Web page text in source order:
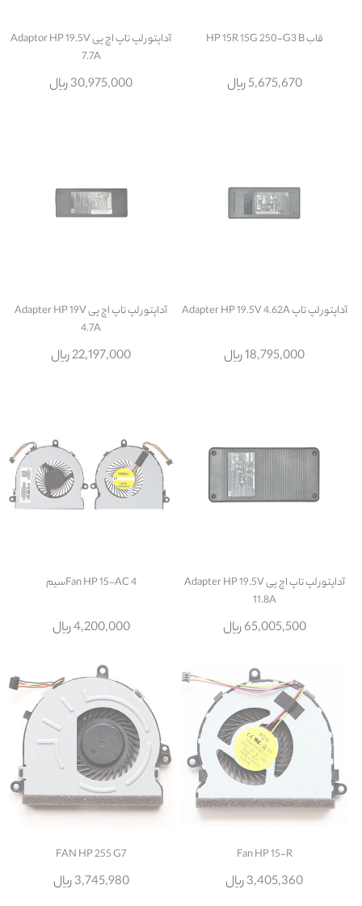
قاب HP 15R 15G 250-G3 B
5,675,670 ریال
آداپتور لپ تاپ اچ پی Adaptor HP 19.5V
7.7A
30,975,000 ریال
آداپتور لپ تاپ Adapter HP 19.5V 4.62A
18,795,000 ریال
آداپتور لپ تاپ اچ پی Adapter HP 19V
4.7A
22,197,000 ریال
آداپتور لپ تاپ اچ پی Adapter HP 19.5V
11.8A
65,005,500 ریال
Fan HP 15-AC 4سیم
4,200,000 ریال
Fan HP 15-R
3,405,360 ریال
FAN HP 255 G7
3,745,980 ریال